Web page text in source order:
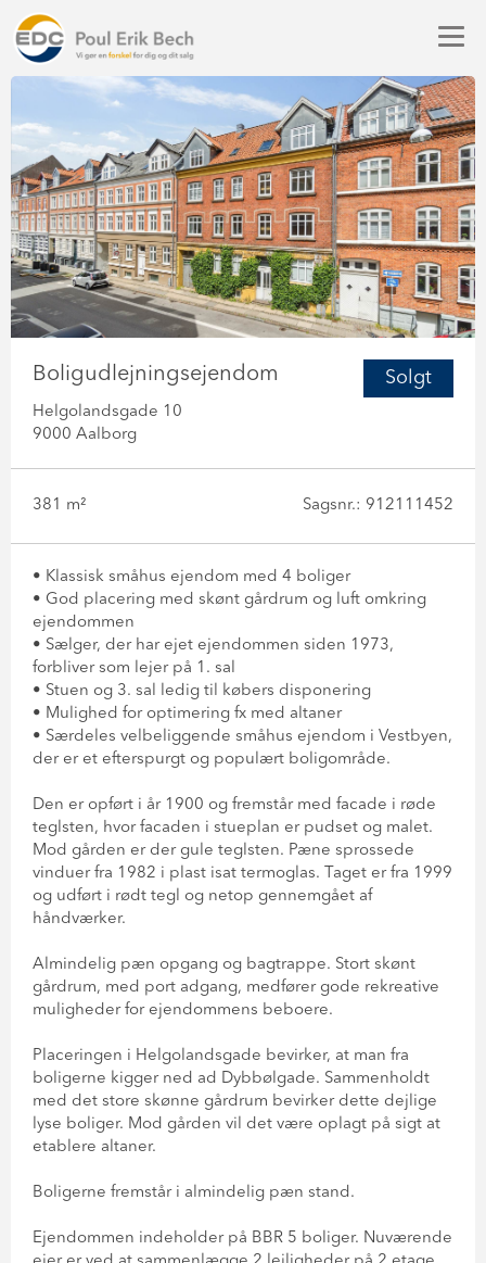
Solgt
Boligudlejningsejendom
Helgolandsgade 10
9000 Aalborg
381 m² Sagsnr.: 912111452
• Klassisk småhus ejendom med 4 boliger
• God placering med skønt gårdrum og luft omkring
ejendommen
• Sælger, der har ejet ejendommen siden 1973,
forbliver som lejer på 1. sal
• Stuen og 3. sal ledig til købers disponering
• Mulighed for optimering fx med altaner
• Særdeles velbeliggende småhus ejendom i Vestbyen,
der er et efterspurgt og populært boligområde.
Den er opført i år 1900 og fremstår med facade i røde
teglsten, hvor facaden i stueplan er pudset og malet.
Mod gården er der gule teglsten. Pæne sprossede
vinduer fra 1982 i plast isat termoglas. Taget er fra 1999
og udført i rødt tegl og netop gennemgået af
håndværker.
Almindelig pæn opgang og bagtrappe. Stort skønt
gårdrum, med port adgang, medfører gode rekreative
muligheder for ejendommens beboere.
Placeringen i Helgolandsgade bevirker, at man fra
boligerne kigger ned ad Dybbølgade. Sammenholdt
med det store skønne gårdrum bevirker dette dejlige
lyse boliger. Mod gården vil det være oplagt på sigt at
etablere altaner.
Boligerne fremstår i almindelig pæn stand.
Ejendommen indeholder på BBR 5 boliger. Nuværende